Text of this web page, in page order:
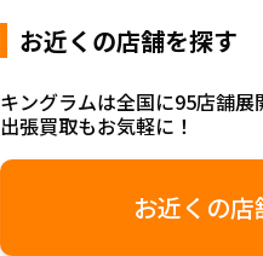
お近くの店舗を探す
キングラムは全国に95店舗展
出張買取もお気軽に！
お近くの